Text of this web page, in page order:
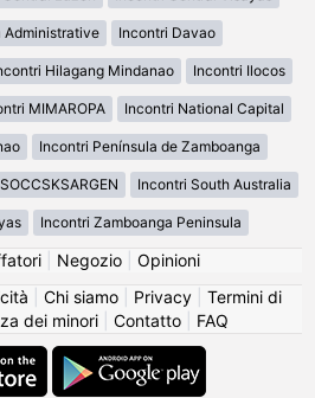
Administrative Incontri Davao
Hilagang Mindanao Incontri Ilocos
MIMAROPA Incontri National Capital
Incontri Península de Zamboanga
Incontri South Australia
Incontri Zamboanga Peninsula
| Negozio| Opinioni
Chi siamo| Privacy| Termini di
dei minori| Contatto| FAQ